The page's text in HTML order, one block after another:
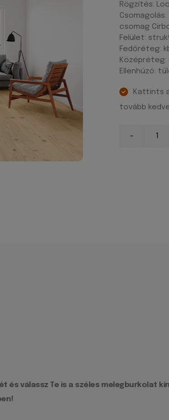
Rögzítés:
Csomagolás:
csomag
Felület:
Fedőréteg:
Ellenhúzó:
Kattints
tovább
és válassz Te is a széles melegburkolat